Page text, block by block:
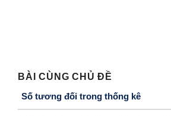
BÀI CÙNG CHỦ ĐỀ
Số tương đối trong thống kê